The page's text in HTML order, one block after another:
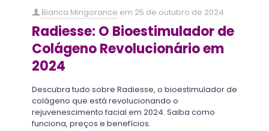
Bianca Mingorance em 25 de outubro de 2024
Radiesse: O Bioestimulador de
Colágeno Revolucionário em
2024
Descubra tudo sobre Radiesse, o bioestimulador de
colágeno que está revolucionando o
rejuvenescimento facial em 2024. Saiba como
funciona, preços e benefícios.